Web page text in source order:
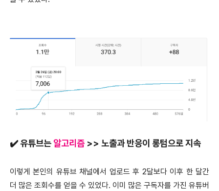
✔️ 유튜브는알고리즘 >> 노출과 반응이 롱텀으로 지속
이렇게 본인의 유튜브 채널에서 업로드 후 2달보다 이후 한 달간
더 많은 조회수를 얻을 수 있었다. 이미 많은 구독자를 가진 유튜버